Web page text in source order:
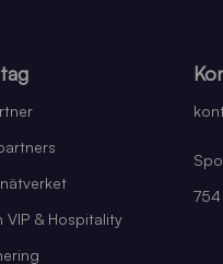
VIP & Hospitality
754